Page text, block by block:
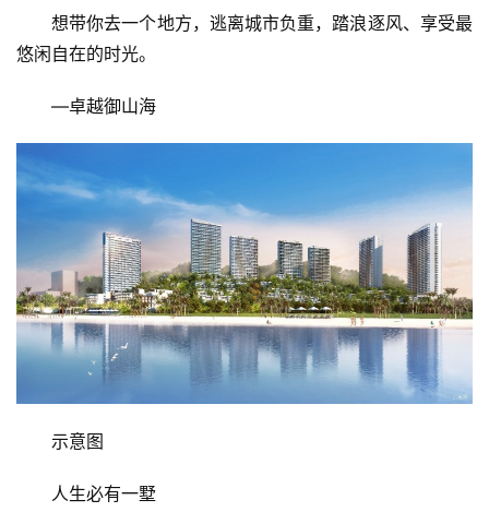
想带你去一个地方，逃离城市负重，踏浪逐风、享受最
悠闲自在的时光。
—卓越御山海
示意图
人生必有一墅